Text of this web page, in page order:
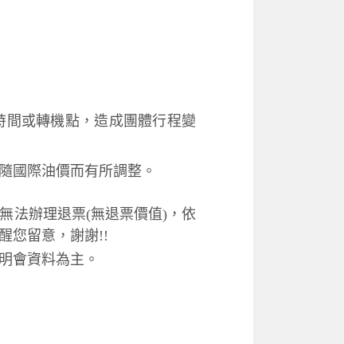
或轉機點，造成團體行程變
國際油價而有所調整。
法辦理退票(無退票價值)，依
您留意，謝謝!!
會資料為主。